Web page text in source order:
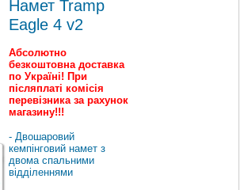
Намет Tramp
Eagle 4 v2
Абсолютно
безкоштовна доставка
по Україні! При
післяплаті комісія
перевізника за рахунок
магазину!!!
- Двошаровий
кемпінговий намет з
двома спальними
відділеннями